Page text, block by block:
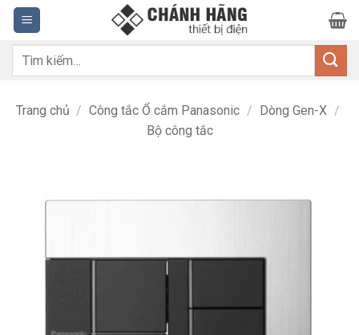
Bỏ
qua
nội
dung
Tìm
Trang chủ / Công tắc Ổ cắm Panasonic / Dòng Gen-X /
Bộ công tắc